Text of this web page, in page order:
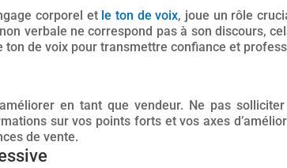
corporel et le ton de voix, joue un rôle
verbale ne correspond pas à son discours,
de voix pour transmettre confiance et
en tant que vendeur. Ne pas
sur vos points forts et vos axes
de vente.